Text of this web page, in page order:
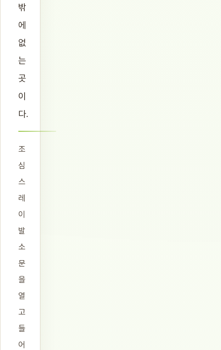
밖
에
없
는
곳
이
다.
조
심
스
레
이
발
소
문
을
열
고
들
어